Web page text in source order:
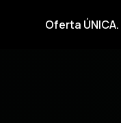
Oferta ÚNICA.